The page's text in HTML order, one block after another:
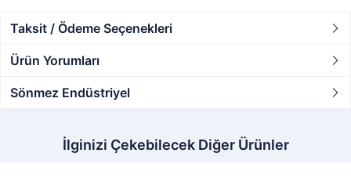
Taksit / Ödeme Seçenekleri
Ürün Yorumları
Sönmez Endüstriyel
İlginizi Çekebilecek Diğer Ürünler